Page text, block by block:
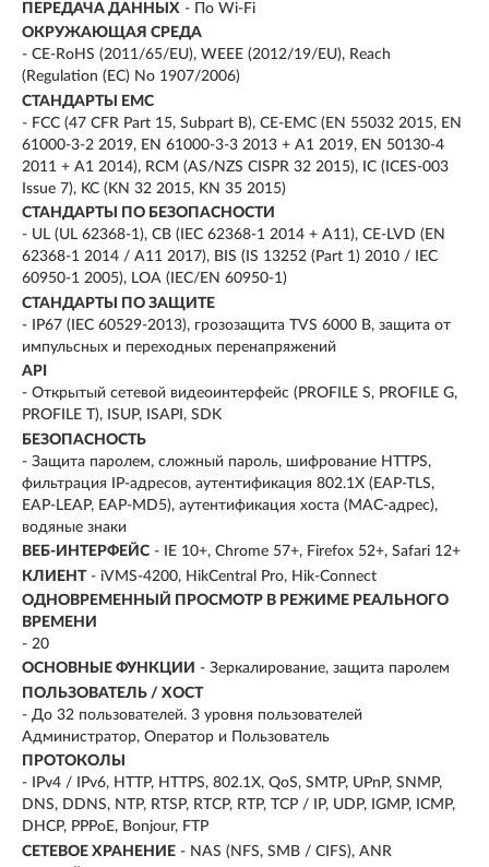
ПЕРЕДАЧА ДАННЫХ - По Wi-Fi
ОКРУЖАЮЩАЯ СРЕДА
- CE-RoHS (2011/65/EU), WEEE (2012/19/EU), Reach
(Regulation (EC) No 1907/2006)
СТАНДАРТЫ EMC
- FCC (47 CFR Part 15, Subpart B), CE-EMC (EN 55032 2015, EN
61000-3-2 2019, EN 61000-3-3 2013 + A1 2019, EN 50130-4
2011 + A1 2014), RCM (AS/NZS CISPR 32 2015), IC (ICES-003
Issue 7), KC (KN 32 2015, KN 35 2015)
СТАНДАРТЫ ПО БЕЗОПАСНОСТИ
- UL (UL 62368-1), CB (IEC 62368-1 2014 + A11), CE-LVD (EN
62368-1 2014 / A11 2017), BIS (IS 13252 (Part 1) 2010 / IEC
60950-1 2005), LOA (IEC/EN 60950-1)
СТАНДАРТЫ ПО ЗАЩИТЕ
- IP67 (IEC 60529-2013), грозозащита TVS 6000 В, защита от
импульсных и переходных перенапряжений
API
- Открытый сетевой видеоинтерфейс (PROFILE S, PROFILE G,
PROFILE T), ISUP, ISAPI, SDK
БЕЗОПАСНОСТЬ
- Защита паролем, сложный пароль, шифрование HTTPS,
фильтрация IP-адресов, аутентификация 802.1X (EAP-TLS,
EAP-LEAP, EAP-MD5), аутентификация хоста (MAC-адрес),
водяные знаки
ВЕБ-ИНТЕРФЕЙС - IE 10+, Chrome 57+, Firefox 52+, Safari 12+
КЛИЕНТ - iVMS-4200, HikCentral Pro, Hik-Connect
ОДНОВРЕМЕННЫЙ ПРОСМОТР В РЕЖИМЕ РЕАЛЬНОГО
ВРЕМЕНИ
- 20
ОСНОВНЫЕ ФУНКЦИИ - Зеркалирование, защита паролем
ПОЛЬЗОВАТЕЛЬ / ХОСТ
- До 32 пользователей. 3 уровня пользователей
Администратор, Оператор и Пользователь
ПРОТОКОЛЫ
- IPv4 / IPv6, HTTP, HTTPS, 802.1X, QoS, SMTP, UPnP, SNMP,
DNS, DDNS, NTP, RTSP, RTCP, RTP, TCP / IP, UDP, IGMP, ICMP,
DHCP, PPPoE, Bonjour, FTP
СЕТЕВОЕ ХРАНЕНИЕ - NAS (NFS, SMB / CIFS), ANR